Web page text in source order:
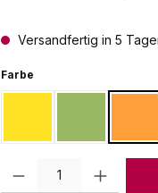
Versandfertig in 5
Farbeauswählen
Produkt Anzahl: Gib den